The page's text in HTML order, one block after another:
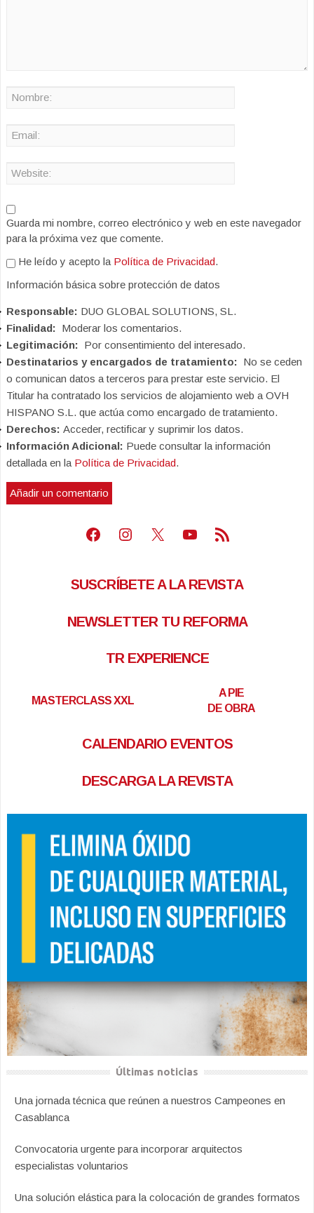
Guarda mi nombre, correo electrónico y web en este navegador
para la próxima vez que comente.
He leído y acepto la Política de Privacidad.
Información básica sobre protección de datos
Responsable: DUO GLOBAL SOLUTIONS, SL.
Finalidad: Moderar los comentarios.
Legitimación: Por consentimiento del interesado.
Destinatarios y encargados de tratamiento: No se ceden
o comunican datos a terceros para prestar este servicio. El
Titular ha contratado los servicios de alojamiento web a OVH
HISPANO S.L. que actúa como encargado de tratamiento.
Derechos: Acceder, rectificar y suprimir los datos.
Información Adicional: Puede consultar la información
detallada en la Política de Privacidad.
Facebook
Instagram
X Youtube
Feed RSS
SUSCRÍBETE A LA REVISTA
NEWSLETTER TU REFORMA
TR EXPERIENCE
MASTERCLASS XXL
A PIE
DE OBRA
CALENDARIO EVENTOS
DESCARGA LA REVISTA
Últimas noticias
Una jornada técnica que reúnen a nuestros Campeones en
Casablanca
Convocatoria urgente para incorporar arquitectos
especialistas voluntarios
Una solución elástica para la colocación de grandes formatos